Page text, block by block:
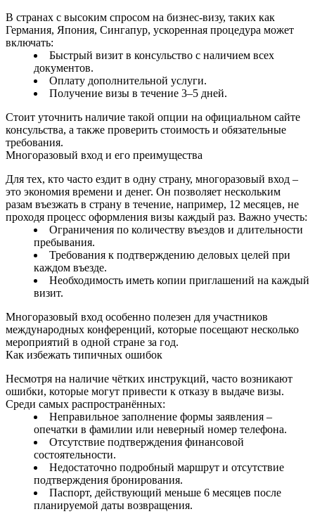
В странах с высоким спросом на бизнес‑визу, таких как
Германия, Япония, Сингапур, ускоренная процедура может
включать:
Быстрый визит в консульство с наличием всех
документов.
Оплату дополнительной услуги.
Получение визы в течение 3–5 дней.
Стоит уточнить наличие такой опции на официальном сайте
консульства, а также проверить стоимость и обязательные
требования.
Многоразовый вход и его преимущества
Для тех, кто часто ездит в одну страну, многоразовый вход –
это экономия времени и денег. Он позволяет нескольким
разам въезжать в страну в течение, например, 12 месяцев, не
проходя процесс оформления визы каждый раз. Важно учесть:
Ограничения по количеству въездов и длительности
пребывания.
Требования к подтверждению деловых целей при
каждом въезде.
Необходимость иметь копии приглашений на каждый
визит.
Многоразовый вход особенно полезен для участников
международных конференций, которые посещают несколько
мероприятий в одной стране за год.
Как избежать типичных ошибок
Несмотря на наличие чётких инструкций, часто возникают
ошибки, которые могут привести к отказу в выдаче визы.
Среди самых распространённых:
Неправильное заполнение формы заявления –
опечатки в фамилии или неверный номер телефона.
Отсутствие подтверждения финансовой
состоятельности.
Недостаточно подробный маршрут и отсутствие
подтверждения бронирования.
Паспорт, действующий меньше 6 месяцев после
планируемой даты возвращения.